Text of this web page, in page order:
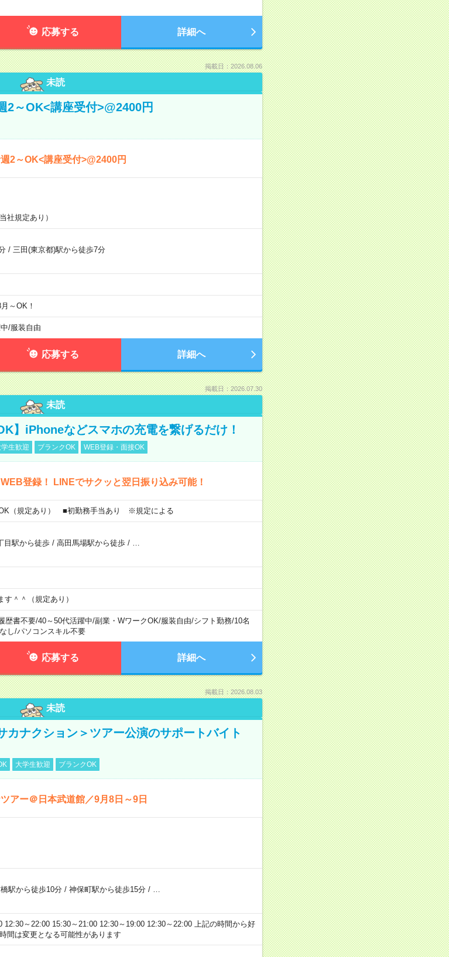
応募する 詳細へ
掲載日：2026.08.06
未読
2～OK<講座受付>@2400円
2～OK<講座受付>@2400円
社規定あり）
/ 三田(東京都)駅から徒歩7分
～OK！
/服装自由
応募する 詳細へ
掲載日：2026.07.30
未読
】iPhoneなどスマホの充電を繋げるだけ！
学生歓迎 ブランクOK WEB登録・面接OK
登録！ LINEでサクッと翌日振り込み可能！
（規定あり） ■初勤務手当あり ※規定による
目駅から徒歩/ 高田馬場駅から徒歩/
＾＾（規定あり）
歴書不要/40～50代活躍中/副業・WワークOK/服装自由/シフト勤務/10名
し/パソコンスキル不要
応募する 詳細へ
掲載日：2026.08.03
未読
カナクション＞ツアー公演のサポートバイト
大学生歓迎 ブランクOK
アー＠日本武道館／9月8日～9日
駅から徒歩10分/ 神保町駅から徒歩15分/
12:30～22:00 15:30～21:00 12:30～19:00 12:30～22:00 上記の時間から好
間は変更となる可能性があります